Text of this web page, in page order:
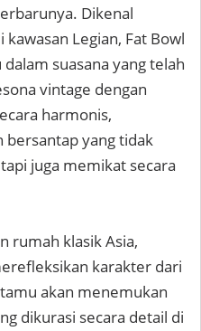
Dikenal
Legian, Fat Bowl
suasana yang telah
vintage dengan
harmonis,
bersantap yang tidak
juga memikat secara
rumah klasik Asia,
karakter dari
akan menemukan
dikurasi secara detail di